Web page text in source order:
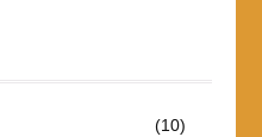
(10)